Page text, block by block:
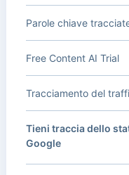
Parole chiave
Free Content AI Trial
Tracciamento del
Tieni traccia dello
Google